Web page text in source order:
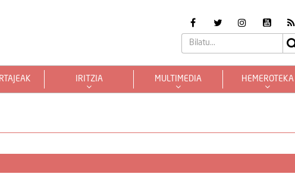
IRITZIA MULTIMEDIA HEMEROTEKA